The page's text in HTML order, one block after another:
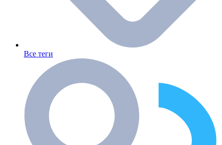
Все теги